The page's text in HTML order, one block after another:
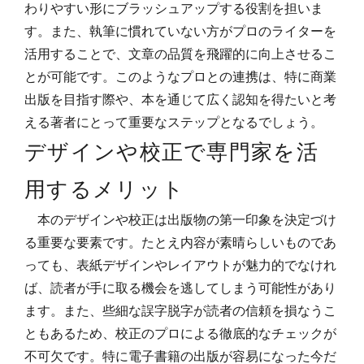
わりやすい形にブラッシュアップする役割を担いま
す。また、執筆に慣れていない方がプロのライターを
活用することで、文章の品質を飛躍的に向上させるこ
とが可能です。このようなプロとの連携は、特に商業
出版を目指す際や、本を通じて広く認知を得たいと考
える著者にとって重要なステップとなるでしょう。
デザインや校正で専門家を活
用するメリット
本のデザインや校正は出版物の第一印象を決定づけ
る重要な要素です。たとえ内容が素晴らしいものであ
っても、表紙デザインやレイアウトが魅力的でなけれ
ば、読者が手に取る機会を逃してしまう可能性があり
ます。また、些細な誤字脱字が読者の信頼を損なうこ
ともあるため、校正のプロによる徹底的なチェックが
不可欠です。特に電子書籍の出版が容易になった今だ